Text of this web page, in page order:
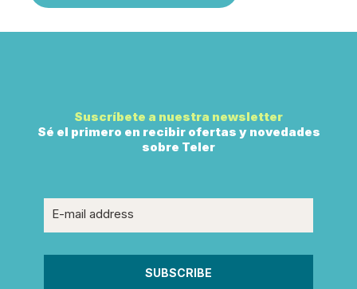
Suscríbete a nuestra newsletter
Sé el primero en recibir ofertas y novedades
sobre Teler